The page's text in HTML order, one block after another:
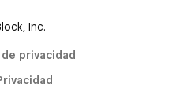
Inc.
privacidad